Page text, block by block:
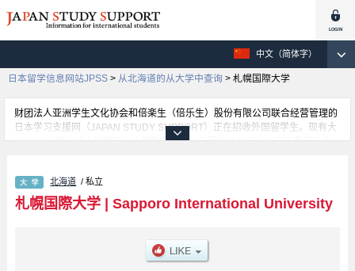
中文（简体字）
日本留学信息网站JPSS > 从北海道的从大学中查询 > 札幌国際大学
财团法人亚洲学生文化协会和倍楽生（倍乐生）股份有限公司联合经营管理的
日本学习支援网（JAPAN STUDY SUPPORT）正在招收外国留学生。现有大
约1300个学校的大学学部、大学院、短大、专门学校的招生信息正登载于此
人类 学部等各学部的不同信息。招收名额、合格人数等考试信息，以及设施介
绍、联系方式等外国留学生必要的信息都登载于此，请务必查阅和利用此网。
北海道 / 私立
札幌国際大学| Sapporo International University